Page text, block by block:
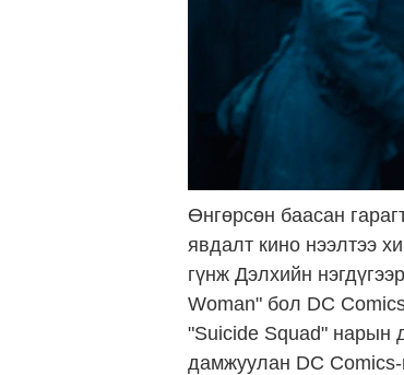
Өнгөрсөн баасан
явдалт кино нээлтээ
гүнж Дэлхийн
Woman" бол DC
"Suicide Squad" нарын
дамжуулан DC Comics-